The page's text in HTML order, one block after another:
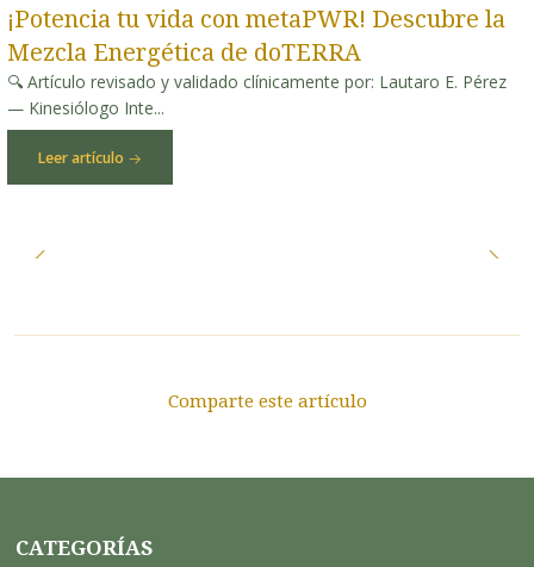
¡Potencia tu vida con metaPWR! Descubre la
Mezcla Energética de doTERRA
🔍 Artículo revisado y validado clínicamente por: Lautaro E. Pérez
— Kinesiólogo Inte...
Leer artículo
Comparte este artículo
CATEGORÍAS